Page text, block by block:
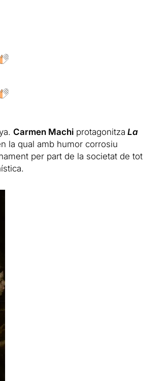
Carmen Machiprotagonitza La
la qual amb humor corrosiu
per part de la societat de tot